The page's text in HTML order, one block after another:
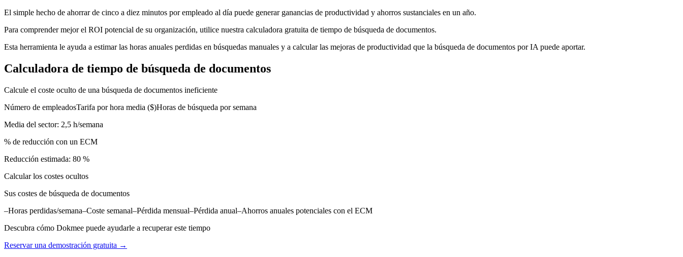
El simple hecho de ahorrar de cinco a diez minutos por empleado al día puede generar ganancias de productividad y ahorros sustanciales en un año.
Para comprender mejor el ROI potencial de su organización, utilice nuestra calculadora gratuita de tiempo de búsqueda de documentos.
Esta herramienta le ayuda a estimar las horas anuales perdidas en búsquedas manuales y a calcular las mejoras de productividad que la búsqueda de documentos por IA puede aportar.
Calculadora de tiempo de búsqueda de documentos
Calcule el coste oculto de una búsqueda de documentos ineficiente
Número de empleadosTarifa por hora media ($)Horas de búsqueda por semana
Media del sector: 2,5 h/semana
% de reducción con un ECM
Reducción estimada: 80 %
Calcular los costes ocultos
Sus costes de búsqueda de documentos
–Horas perdidas/semana–Coste semanal–Pérdida mensual–Pérdida anual–Ahorros anuales potenciales con el ECM
Descubra cómo Dokmee puede ayudarle a recuperar este tiempo
Reservar una demostración gratuita →